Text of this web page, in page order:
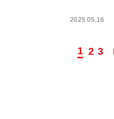
2025.05.16
1 2 3